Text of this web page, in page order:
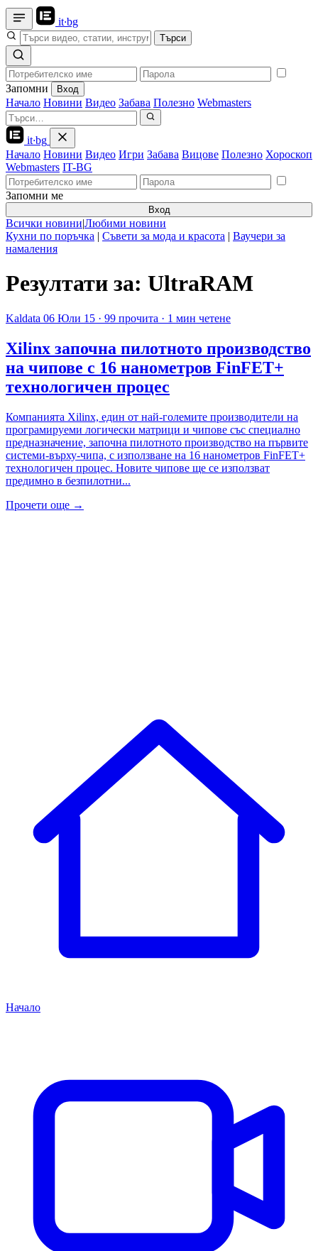
it·bg
Търси
Запомни Вход
Начало Новини Видео Забава Полезно Webmasters
it·bg
Начало Новини Видео Игри Забава Вицове Полезно Хороскоп
Webmasters IT-BG
Запомни ме
Вход
Всички новини|Любими новини
Кухни по поръчка | Съвети за мода и красота | Ваучери за
намаления
Резултати за: UltraRAM
Kaldata 06 Юли 15 · 99 прочита · 1 мин четене
Xilinx започна пилотното производство
на чипове с 16 нанометров FinFET+
технологичен процес
Компанията Xilinx, един от най-големите производители на
програмируеми логически матрици и чипове със специално
предназначение, започна пилотното производство на първите
системи-върху-чипа, с използване на 16 нанометров FinFET+
технологичен процес. Новите чипове ще се използват
предимно в безпилотни...
Прочети още →
Начало